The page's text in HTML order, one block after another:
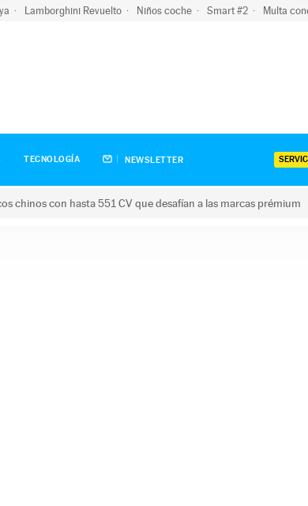
Lamborghini Revuelto Niños coche Smart #2 Multa
TECNOLOGÍA NEWSLETTER
chinos con hasta 551 CV que desafían a las marcas prémium